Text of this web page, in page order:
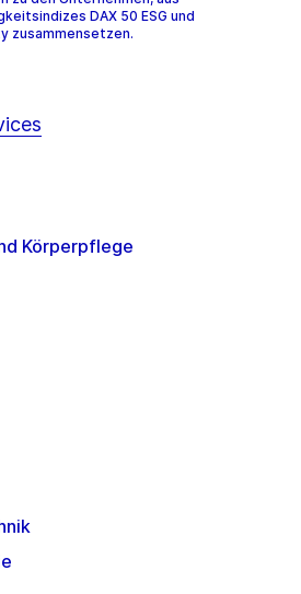
DAX 50 ESG und
zusammensetzen.
Körperpflege